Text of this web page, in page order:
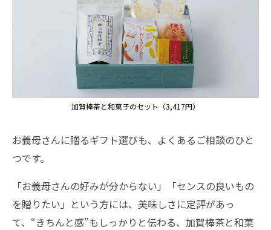
加賀棒茶と和菓子のセット（3,417円）
お義母さんに贈るギフト選びも、よくあるご相談のひと
つです。
「お義母さんの好みが分からない」「センスの良いもの
を贈りたい」という方には、美味しさに定評があっ
て、“きちんと感”もしっかりと伝わる、加賀棒茶と和菓